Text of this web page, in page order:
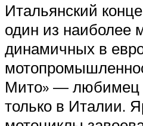
Итальянский
один из наиболее
динамичных в
Мито» — любимец
только в Италии.